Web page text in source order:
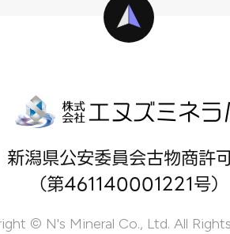
新潟県公安委員会古物商許
（第461140001221号）
© N's Mineral Co., Ltd. All